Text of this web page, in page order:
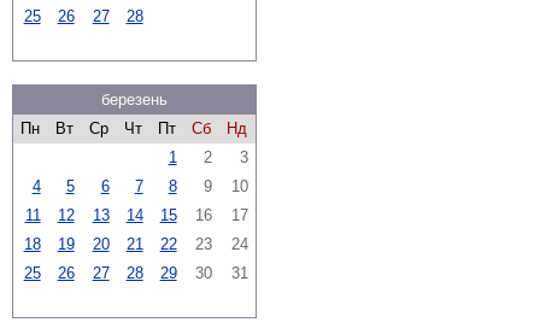
25
26 27 28
березень
Пн
Вт Ср Чт Пт Сб
Нд
1
2
3
4
5 6 7 8 9
10
11
12 13 14 15 16
17
18
19 20 21 22 23
24
25
26 27 28 29 30 31